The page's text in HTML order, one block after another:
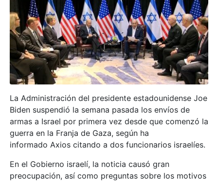
La Administración del presidente estadounidense Joe
Biden suspendió la semana pasada los envíos de
armas a Israel por primera vez desde que comenzó la
guerra en la Franja de Gaza, según ha
informado Axios citando a dos funcionarios israelíes.
En el Gobierno israelí, la noticia causó gran
preocupación, así como preguntas sobre los motivos